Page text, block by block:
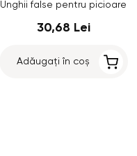
Unghii false pentru picioare
30,68 Lei
Adăugați în coș